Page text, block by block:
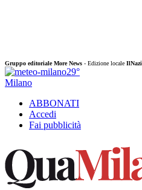
Gruppo editoriale More News - Edizione locale
29°
Milano
ABBONATI
Accedi
Fai pubblicità